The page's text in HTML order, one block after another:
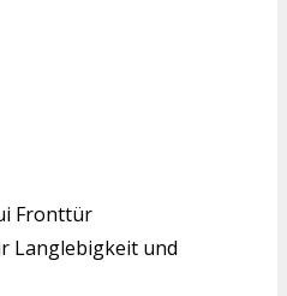
Fronttür
Langlebigkeit und